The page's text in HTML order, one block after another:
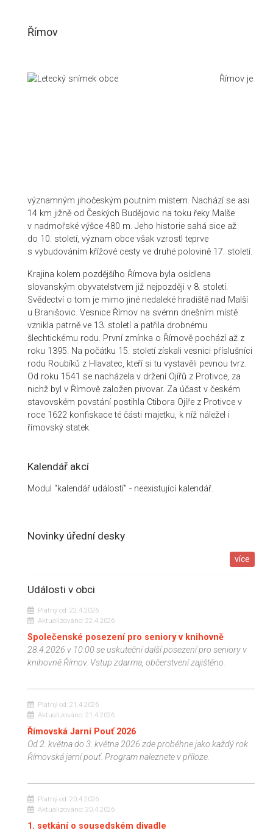
Římov
Římov je
významným jihočeským poutním místem. Nachází se asi
14 km jižně od Českých Budějovic na toku řeky Malše
v nadmořské výšce 480 m. Jeho historie sahá sice až
do 10. století, význam obce však vzrostl teprve
s vybudováním křížové cesty ve druhé polovině 17. století.
Krajina kolem pozdějšího Římova byla osídlena
slovanským obyvatelstvem již nejpozději v 8. století.
Svědectví o tom je mimo jiné nedaleké hradiště nad Malší
u Branišovic. Vesnice Římov na svémn dnešním místě
vznikla patrně ve 13. století a patřila drobnému
šlechtickému rodu. První zmínka o Římově pochází až z
roku 1395. Na počátku 15. století získali vesnici příslušníci
rodu Roubíků z Hlavatec, kteří si tu vystavěli pevnou tvrz.
Od roku 1541 se nacházela v držení Ojířů z Protivce, za
nichž byl v Římově založen pivovar. Za účast v českém
stavovském povstání postihla Ctibora Ojíře z Protivce v
roce 1622 konfiskace té části majetku, k níž náležel i
římovský statek.
Kalendář akcí
Modul "kalendář událostí" - neexistující kalendář.
Novinky úřední desky
více
Události v obci
Platný od: 22.4.2026
Aktualizováno: 22.4.2026
Společenské posezení pro seniory v knihovně
28.4.2026 v 10:00 se uskuteční další posezení pro seniory v
knihovně Římov. Vstup zdarma, občerstvení zajištěno.
Platný od: 21.4.2026
Aktualizováno: 21.4.2026
Římovská Jarní Pouť 2026
Od 2. května do 3. května 2026 zde proběhne jako každý rok
Římovská jarní pouť. Program naleznete v příloze.
Platný od: 20.4.2026
Aktualizováno: 20.4.2026
1. setkání o sousedském divadle